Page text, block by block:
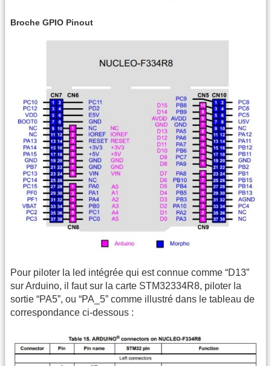
Broche GPIO Pinout
Pour piloter la led intégrée qui est connue comme “D13”
sur Arduino, il faut sur la carte STM32334R8, piloter la
sortie “PA5”, ou “PA_5” comme illustré dans le tableau de
correspondance ci-dessous :